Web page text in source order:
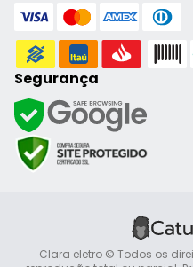
Segurança
Clara eletro © Todos os